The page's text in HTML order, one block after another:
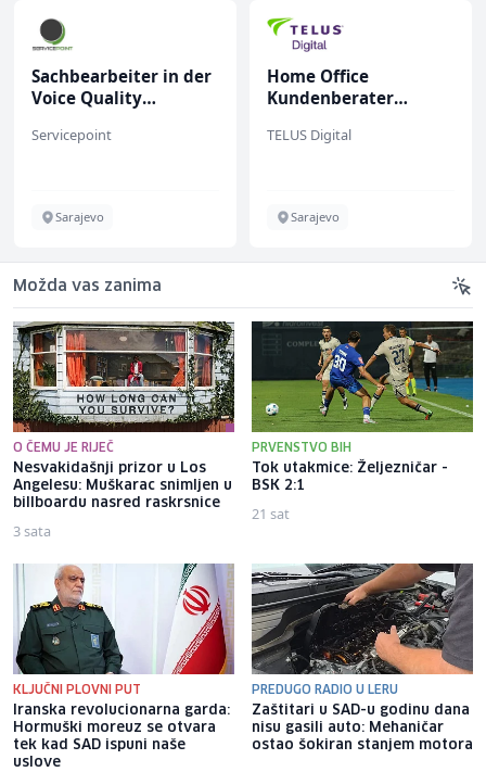
Sachbearbeiter in der
Voice Quality
Servicepoint
Sarajevo
Home Office
Kundenberater
renommiertes
TELUS Digital
Sarajevo
Možda vas zanima
O ČEMU JE RIJEČ
Nesvakidašnji prizor u Los
Angelesu: Muškarac snimljen u
billboardu nasred raskrsnice
3 sata
PRVENSTVO BIH
Tok utakmice: Željezničar -
BSK 2:1
21 sat
KLJUČNI PLOVNI PUT
Iranska revolucionarna garda:
Hormuški moreuz se otvara
tek kad SAD ispuni naše
uslove
PREDUGO RADIO U LERU
Zaštitari u SAD-u godinu dana
nisu gasili auto: Mehaničar
ostao šokiran stanjem motora